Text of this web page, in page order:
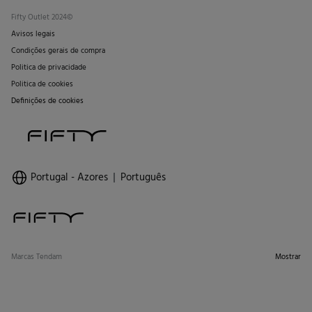
Fifty Outlet 2024©
Avisos legais
Condições gerais de compra
Politica de privacidade
Politica de cookies
Definições de cookies
Portugal - Azores Português
Marcas Tendam Mostrar